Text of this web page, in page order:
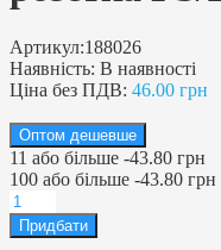
Артикул:188026
Наявність: В наявності
Ціна без ПДВ: 46.00 грн
Оптом дешевше
11 або більше -43.80 грн
100 або більше -43.80 грн